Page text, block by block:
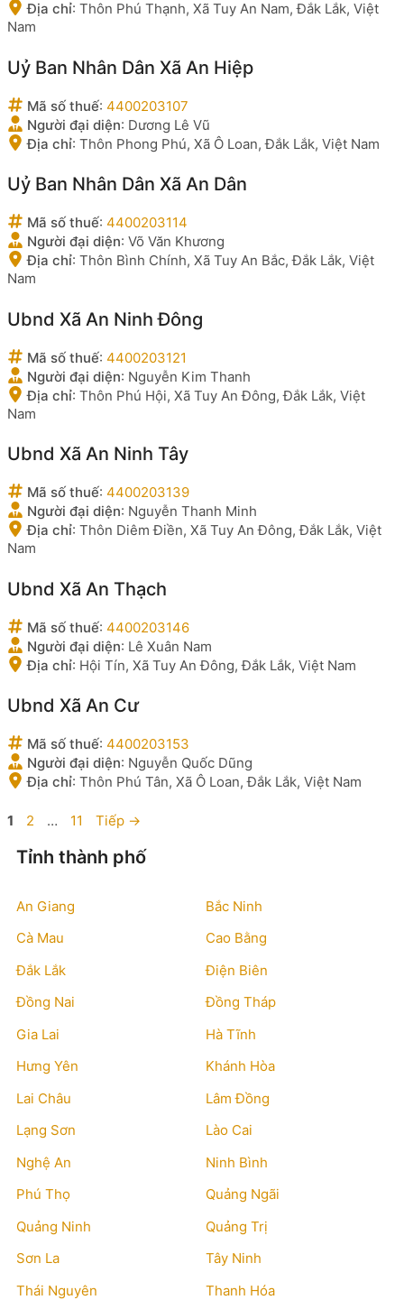
Địa chỉ: Thôn Phú Thạnh, Xã Tuy An Nam, Đắk Lắk, Việt
Nam
Uỷ Ban Nhân Dân Xã An Hiệp
Mã số thuế: 4400203107
Người đại diện: Dương Lê Vũ
Địa chỉ: Thôn Phong Phú, Xã Ô Loan, Đắk Lắk, Việt Nam
Uỷ Ban Nhân Dân Xã An Dân
Mã số thuế: 4400203114
Người đại diện: Võ Văn Khương
Địa chỉ: Thôn Bình Chính, Xã Tuy An Bắc, Đắk Lắk, Việt
Nam
Ubnd Xã An Ninh Đông
Mã số thuế: 4400203121
Người đại diện: Nguyễn Kim Thanh
Địa chỉ: Thôn Phú Hội, Xã Tuy An Đông, Đắk Lắk, Việt
Nam
Ubnd Xã An Ninh Tây
Mã số thuế: 4400203139
Người đại diện: Nguyễn Thanh Minh
Địa chỉ: Thôn Diêm Điền, Xã Tuy An Đông, Đắk Lắk, Việt
Nam
Ubnd Xã An Thạch
Mã số thuế: 4400203146
Người đại diện: Lê Xuân Nam
Địa chỉ: Hội Tín, Xã Tuy An Đông, Đắk Lắk, Việt Nam
Ubnd Xã An Cư
Mã số thuế: 4400203153
Người đại diện: Nguyễn Quốc Dũng
Địa chỉ: Thôn Phú Tân, Xã Ô Loan, Đắk Lắk, Việt Nam
Trang
1 Trang
2 … Trang
11 Tiếp →
Tỉnh thành phố
An Giang
Bắc Ninh
Cà Mau
Cao Bằng
Đắk Lắk
Điện Biên
Đồng Nai
Đồng Tháp
Gia Lai
Hà Tĩnh
Hưng Yên
Khánh Hòa
Lai Châu
Lâm Đồng
Lạng Sơn
Lào Cai
Nghệ An
Ninh Bình
Phú Thọ
Quảng Ngãi
Quảng Ninh
Quảng Trị
Sơn La
Tây Ninh
Thái Nguyên
Thanh Hóa